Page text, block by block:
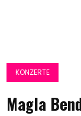
KONZERTE
Magla